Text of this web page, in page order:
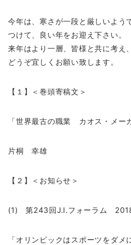
今年は、寒さが一段と厳しいよう
つけて、良い年をお迎え下さい。
来年はより一層、皆様と共に考え
どうぞ宜しくお願い致します。
【１】＜巻頭寄稿文＞
「世界最古の職業 カオス・メー
片桐 幸雄
【２】＜お知らせ＞
(1) 第243回J.I.フォーラム
「オリンピックはスポーツをダメ